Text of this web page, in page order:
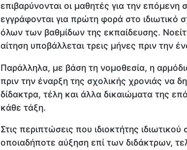
επιβαρύνονται οι μαθητές για την επόμενη
εγγράφονται για πρώτη φορά στο ιδιωτικό
όλων των βαθμίδων της εκπαίδευσης.
αίτηση υποβάλλεται τρεις μήνες πριν την
Παράλληλα, με βάση τη νομοθεσία, η
πριν την έναρξη της σχολικής χρονιάς να
δίδακτρα, τέλη και άλλα δικαιώματα της
κάθε τάξη.
Στις περιπτώσεις που ιδιοκτήτης
οποιαδήποτε αύξηση επί των διδάκτρων,